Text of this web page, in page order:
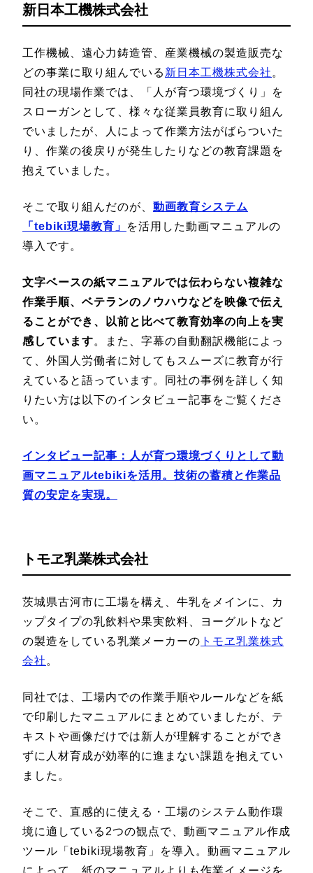
新日本工機株式会社
工作機械、遠心力鋳造管、産業機械の製造販売な
どの事業に取り組んでいる 新日本工機株式会社 。
同社の現場作業では、「人が育つ環境づくり」を
スローガンとして、様々な従業員教育に取り組ん
でいましたが、人によって作業方法がばらついた
り、作業の後戻りが発生したりなどの教育課題を
抱えていました。
そこで取り組んだのが、 動画教育システム
「tebiki現場教育」
を活用した動画マニュアルの
導入です。
文字ベースの紙マニュアルでは伝わらない複雑な
作業手順、ベテランのノウハウなどを映像で伝え
ることができ、以前と比べて教育効率の向上を実
感しています。また、字幕の自動翻訳機能によっ
て、外国人労働者に対してもスムーズに教育が行
えていると語っています。同社の事例を詳しく知
りたい方は以下のインタビュー記事をご覧くださ
い。
インタビュー記事：人が育つ環境づくりとして動
画マニュアルtebikiを活用。技術の蓄積と作業品
質の安定を実現。
トモヱ乳業株式会社
茨城県古河市に工場を構え、牛乳をメインに、カ
ップタイプの乳飲料や果実飲料、ヨーグルトなど
の製造をしている乳業メーカーの トモヱ乳業株式
会社 。
同社では、工場内での作業手順やルールなどを紙
で印刷したマニュアルにまとめていましたが、テ
キストや画像だけでは新人が理解することができ
ずに人材育成が効率的に進まない課題を抱えてい
ました。
そこで、直感的に使える・工場のシステム動作環
境に適している2つの観点で、動画マニュアル作成
ツール「tebiki現場教育」を導入。動画マニュアル
によって、紙のマニュアルよりも作業イメージを